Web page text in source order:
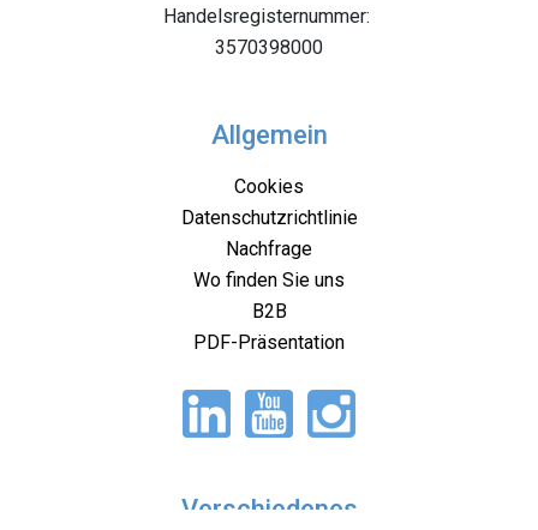
Handelsregisternummer:
3570398000
Allgemein
Cookies
Datenschutzrichtlinie
Nachfrage
Wo finden Sie uns
B2B
PDF-Präsentation
Verschiedenes